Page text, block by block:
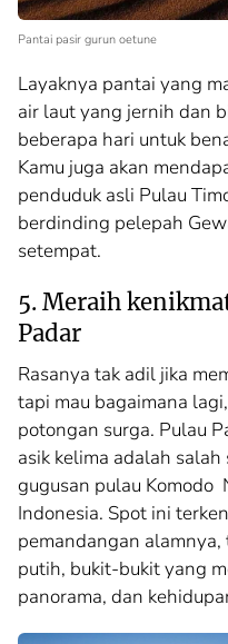
Pantai pasir gurun oetune
Layaknya pantai yang
air laut yang jernih dan
beberapa hari untuk
Kamu juga akan
penduduk asli Pulau
berdinding pelepah
setempat.
5. Meraih
Padar
Rasanya tak adil jika
tapi mau bagaimana
potongan surga. Pulau
asik kelima adalah
gugusan pulau Komodo
Indonesia. Spot ini
pemandangan
putih, bukit-bukit yang
panorama, dan